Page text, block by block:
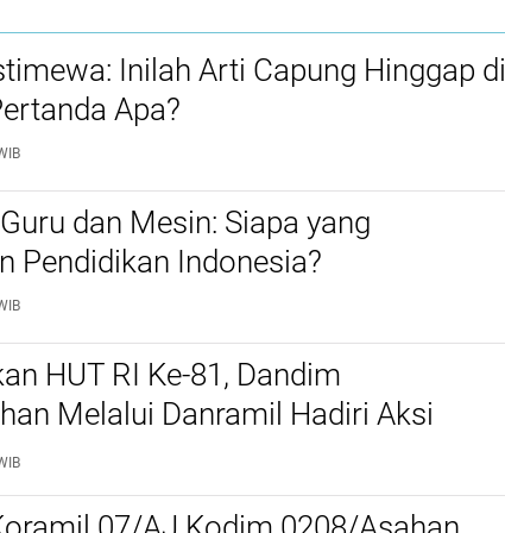
Inilah Arti Capung Hinggap di
Apa?
dan Mesin: Siapa yang
Pendidikan Indonesia?
HUT RI Ke-81, Dandim
Melalui Danramil Hadiri Aksi
di Kantor Kemenag Asahan